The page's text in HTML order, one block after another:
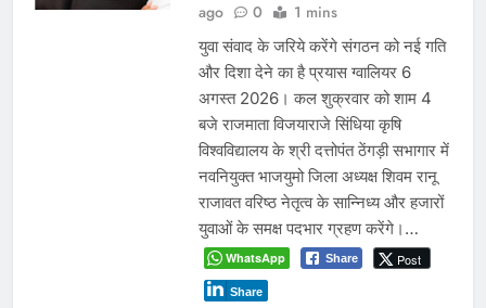
ago
0 1 mins
युवा संवाद के जरिये करेंगे संगठन को नई गति
और दिशा देने का है प्रयास ग्वालियर 6
अगस्त 2026। कल शुक्रवार को शाम 4
बजे राजमाता विजयाराजे सिंधिया कृषि
विश्वविद्यालय के श्री दत्तोपंत ठेंगड़ी सभागार में
नवनियुक्त भाजयुमो जिला अध्यक्ष शिवम रानू
राजावत वरिष्ठ नेतृत्व के सान्निध्य और हजारों
युवाओं के समक्ष पदभार ग्रहण करेंगे।…
WhatsApp Share Post
Share